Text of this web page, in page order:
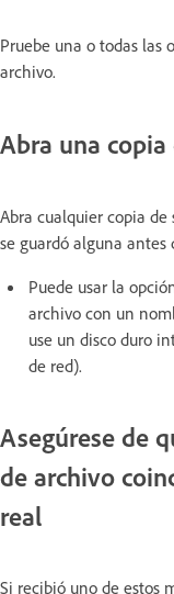
Pruebe una o todas las
archivo.
Abra una
Abra cualquier copia
se guardó alguna antes
Puede usar la
archivo con un
use un disco duro
de red).
Asegúrese de
de archivo
real
Si recibió uno de estos